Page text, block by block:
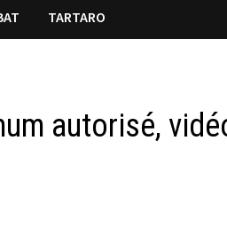
TARTARO
autorisé,